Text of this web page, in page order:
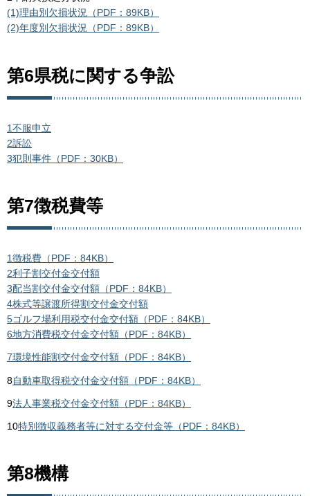
(1)理由別欠損状況（PDF：89KB）
(2)年度別欠損状況（PDF：89KB）
第6県税に関する争訟
1不服申立
2訴訟
3犯則事件（PDF：30KB）
第7徴税費等
1徴税費（PDF：84KB）
2利子割交付金交付額
3配当割交付金交付額（PDF：84KB）
4株式等譲渡所得割交付金交付額
5ゴルフ場利用税交付金交付額（PDF：84KB）
6地方消費税交付金交付額（PDF：84KB）
7環境性能割交付金交付額 （PDF：84KB）
8自動車取得税交付金交付額（PDF：84KB）
9法人事業税交付金交付額（PDF：84KB）
10特別徴収義務者等に対する交付金等（PDF：84KB）
第8機構